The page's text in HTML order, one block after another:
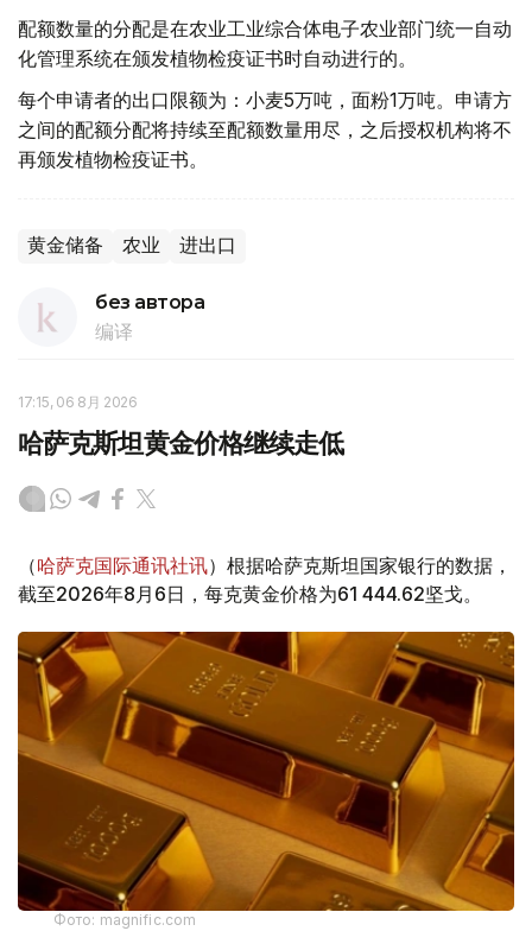
配额数量的分配是在农业工业综合体电子农业部门统一自动
化管理系统在颁发植物检疫证书时自动进行的。
每个申请者的出口限额为：小麦5万吨，面粉1万吨。申请方
之间的配额分配将持续至配额数量用尽，之后授权机构将不
再颁发植物检疫证书。
黄金储备 农业 进出口
без автора
编译
17:15, 06 8月 2026
哈萨克斯坦黄金价格继续走低
（哈萨克国际通讯社讯）根据哈萨克斯坦国家银行的数据，
截至2026年8月6日，每克黄金价格为61 444.62坚戈。
Фото: magnific.com